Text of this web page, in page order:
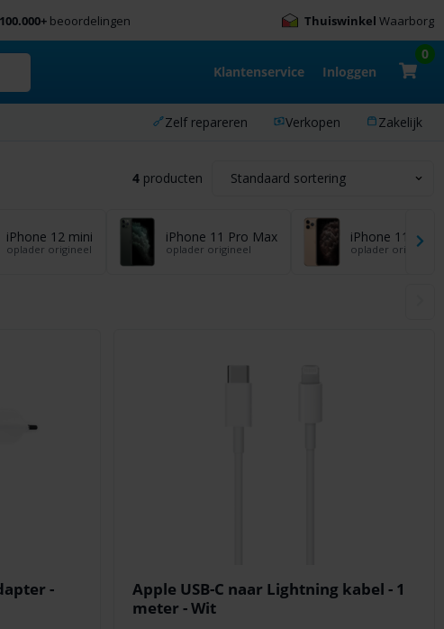
100.000+beoordelingen Thuiswinkel Waarborg
Klantenservice Inloggen
0
Zelf repareren Verkopen Zakelijk
4 producten
iPhone 12 mini
oplader origineel
iPhone 11 Pro Max
oplader origineel
iPhone 11 Pro
oplader origineel
-
Apple USB-C naar Lightning kabel - 1
meter - Wit